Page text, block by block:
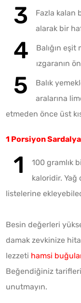
Fazla kalan
alarak bir
Balığın
ızgaranın
Balık
aralarına
etmeden önce üst
1 Porsiyon
100 gramlık
kaloridir.
listelerine
Besin değerleri
damak zevkinize
lezzeti hamsi
Beğendiğiniz
unutmayın.